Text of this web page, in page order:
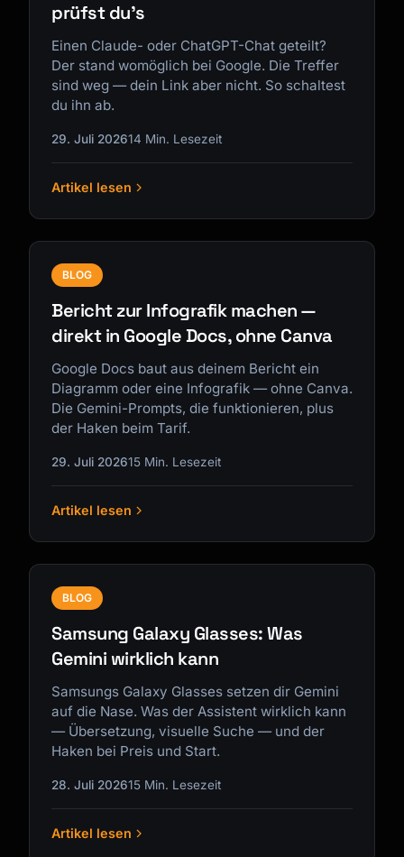
prüfst du's
Einen Claude- oder ChatGPT-Chat geteilt?
Der stand womöglich bei Google. Die Treffer
sind weg — dein Link aber nicht. So schaltest
du ihn ab.
29. Juli 202614 Min. Lesezeit
Artikel lesen
BLOG
Bericht zur Infografik machen —
direkt in Google Docs, ohne Canva
Google Docs baut aus deinem Bericht ein
Diagramm oder eine Infografik — ohne Canva.
Die Gemini-Prompts, die funktionieren, plus
der Haken beim Tarif.
29. Juli 202615 Min. Lesezeit
Artikel lesen
BLOG
Samsung Galaxy Glasses: Was
Gemini wirklich kann
Samsungs Galaxy Glasses setzen dir Gemini
auf die Nase. Was der Assistent wirklich kann
— Übersetzung, visuelle Suche — und der
Haken bei Preis und Start.
28. Juli 202615 Min. Lesezeit
Artikel lesen